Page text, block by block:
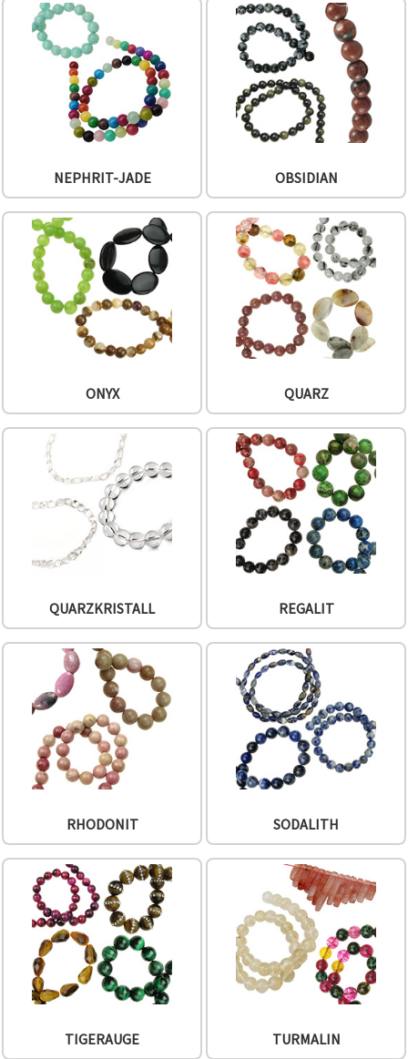
NEPHRIT-JADE OBSIDIAN
ONYX QUARZ
QUARZKRISTALL REGALIT
RHODONIT SODALITH
TIGERAUGE TURMALIN